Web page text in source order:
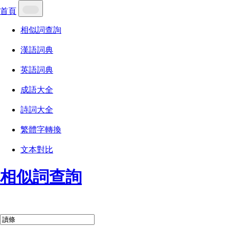
首頁
相似詞查詢
漢語詞典
英語詞典
成語大全
詩詞大全
繁體字轉換
文本對比
相似詞查詢